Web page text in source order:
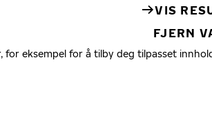
VIS
FJERN
for eksempel for å tilby deg tilpasset